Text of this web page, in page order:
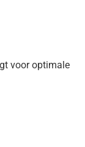
voor optimale